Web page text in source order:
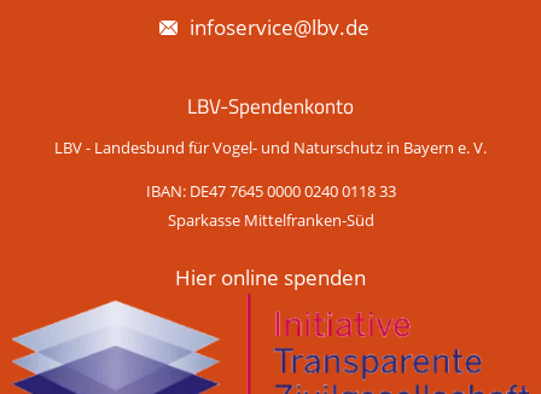
infoservice@lbv.de
LBV-Spendenkonto
LBV - Landesbund für Vogel- und Naturschutz in Bayern e. V.
IBAN: DE47 7645 0000 0240 0118 33
Sparkasse Mittelfranken-Süd
Hier online spenden